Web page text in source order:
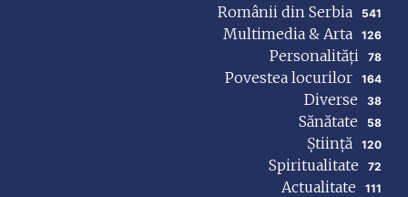
Românii din Serbia 541
Multimedia & Arta 126
Personalități 78
Povestea locurilor 164
Diverse 38
Sănătate 58
Știință 120
Spiritualitate 72
Actualitate 111